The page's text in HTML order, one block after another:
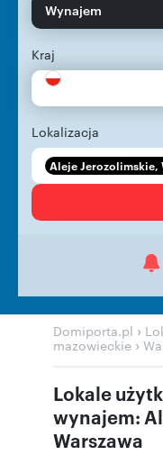
Wynajem
Kraj
Lokalizacja
Aleje Jerozolimskie,
Domiporta.pl ›
mazowieckie ›
Lokale
wynajem:
Warszawa